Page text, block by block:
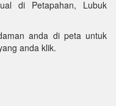
di Petapahan, Lubuk
anda di peta untuk
anda klik.